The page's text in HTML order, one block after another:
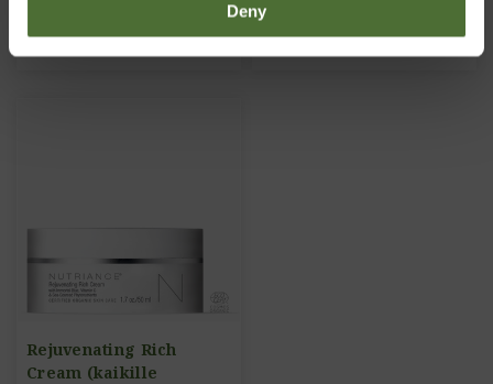
Deny
Rejuvenating Rich
Cream (kaikille